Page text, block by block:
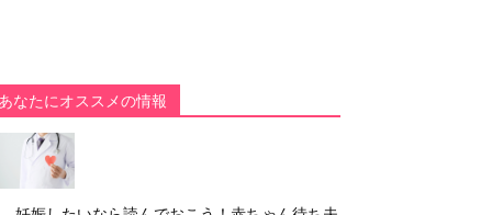
あなたにオススメの情報